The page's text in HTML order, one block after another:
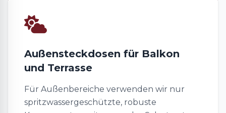
Außensteckdosen für Balkon
und Terrasse
Für Außenbereiche verwenden wir nur
spritzwassergeschützte, robuste